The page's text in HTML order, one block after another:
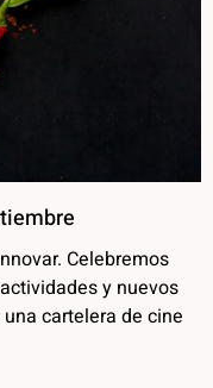
Celebremos
y nuevos
cartelera de cine